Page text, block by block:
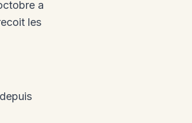
a
les